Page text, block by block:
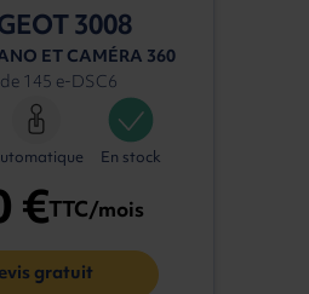
3008
ET CAMÉRA 360
145 e-DSC6
En stock
€TTC/mois
gratuit